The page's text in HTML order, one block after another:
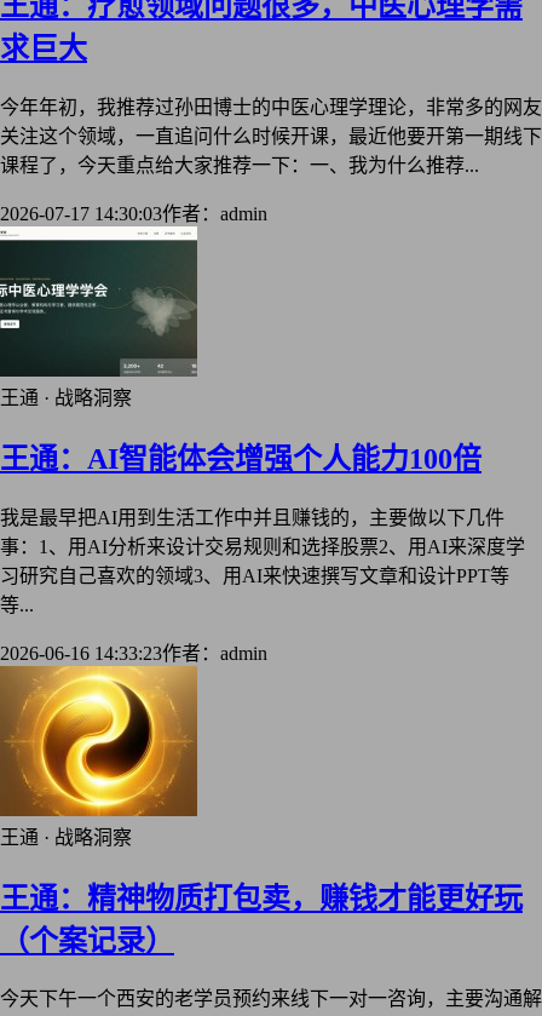
求巨大
今年年初，我推荐过孙田博士的中医心理学理论，非常多的网友
关注这个领域，一直追问什么时候开课，最近他要开第一期线下
课程了，今天重点给大家推荐一下：一、我为什么推荐...
2026-07-17 14:30:03作者：admin
王通 · 战略洞察
王通：AI智能体会增强个人能力100倍
我是最早把AI用到生活工作中并且赚钱的，主要做以下几件
事：1、用AI分析来设计交易规则和选择股票2、用AI来深度学
习研究自己喜欢的领域3、用AI来快速撰写文章和设计PPT等
等...
2026-06-16 14:33:23作者：admin
王通 · 战略洞察
王通：精神物质打包卖，赚钱才能更好玩
（个案记录）
今天下午一个西安的老学员预约来线下一对一咨询，主要沟通解